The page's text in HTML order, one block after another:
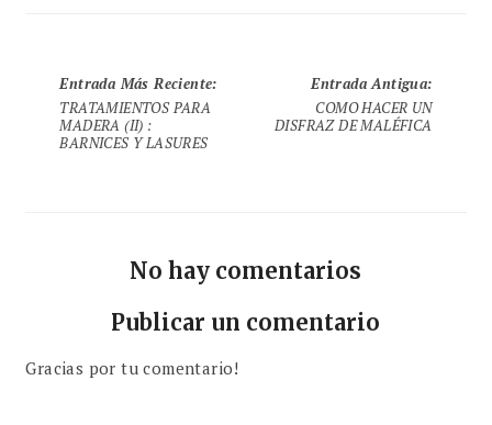
Entrada Más Reciente:
TRATAMIENTOS PARA
MADERA (II) :
BARNICES Y LASURES
Entrada Antigua:
COMO HACER UN
DISFRAZ DE MALÉFICA
No hay comentarios
Publicar un comentario
Gracias por tu comentario!